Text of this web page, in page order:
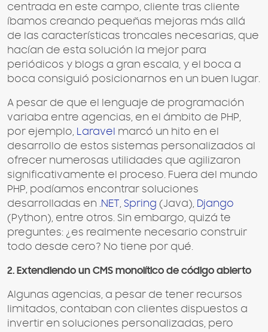
centrada en este campo, cliente tras cliente
íbamos creando pequeñas mejoras más allá
de las características troncales necesarias, que
hacían de esta solución la mejor para
periódicos y blogs a gran escala, y el boca a
boca consiguió posicionarnos en un buen lugar.
A pesar de que el lenguaje de programación
variaba entre agencias, en el ámbito de PHP,
por ejemplo,
Laravel
marcó un hito en el
desarrollo de estos sistemas personalizados al
ofrecer numerosas utilidades que agilizaron
significativamente el proceso. Fuera del mundo
PHP, podíamos encontrar soluciones
desarrolladas en
.NET Spring (Java),
Django
(Python), entre otros. Sin embargo, quizá te
preguntes: ¿es realmente necesario construir
todo desde cero? No tiene por qué.
2. Extendiendo un CMS monolítico de código abierto
Algunas agencias, a pesar de tener recursos
limitados, contaban con clientes dispuestos a
invertir en soluciones personalizadas, pero